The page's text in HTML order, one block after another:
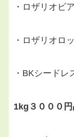
・ロザリオビ
・ロザリオロ
・BKシードレ
1kg３０００